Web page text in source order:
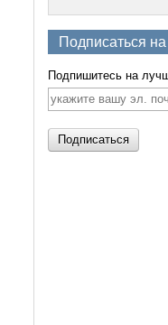
Подписаться
Подпишитесь на